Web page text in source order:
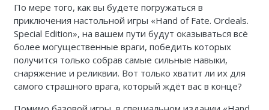
По мере того, как вы будете погружаться в
приключения настольной игры «Hand of Fate. Ordeals.
Special Edition», на вашем пути будут оказываться всё
более могущественные враги, победить которых
получится только собрав самые сильные навыки,
снаряжение и реликвии. Вот только хватит ли их для
самого страшного врага, который ждёт вас в конце?